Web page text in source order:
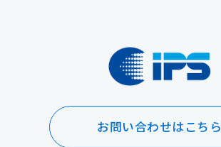
お問い合わせはこちら